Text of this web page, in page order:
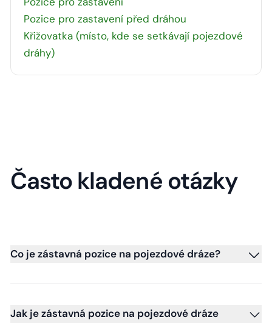
Pozice pro zastavení před dráhou
Křižovatka (místo, kde se setkávají pojezdové
dráhy)
Často kladené otázky
Co je zástavná pozice na pojezdové dráze?
Jak je zástavná pozice na pojezdové dráze